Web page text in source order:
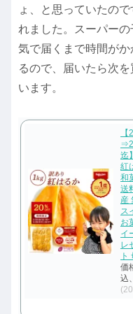
ょ、と思っていたの
れました。スーパー
気で届くまで時間が
るので、届いたら次
います。
迄
紅
和
送
産
ス
お
イ
レ
ト
価
込